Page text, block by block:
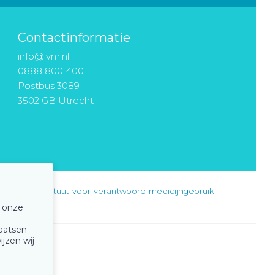
Contactinformatie
info@ivm.nl
0888 800 400
Postbus 3089
3502 GB Utrecht
instituut-voor-verantwoord-medicijngebruik
wij